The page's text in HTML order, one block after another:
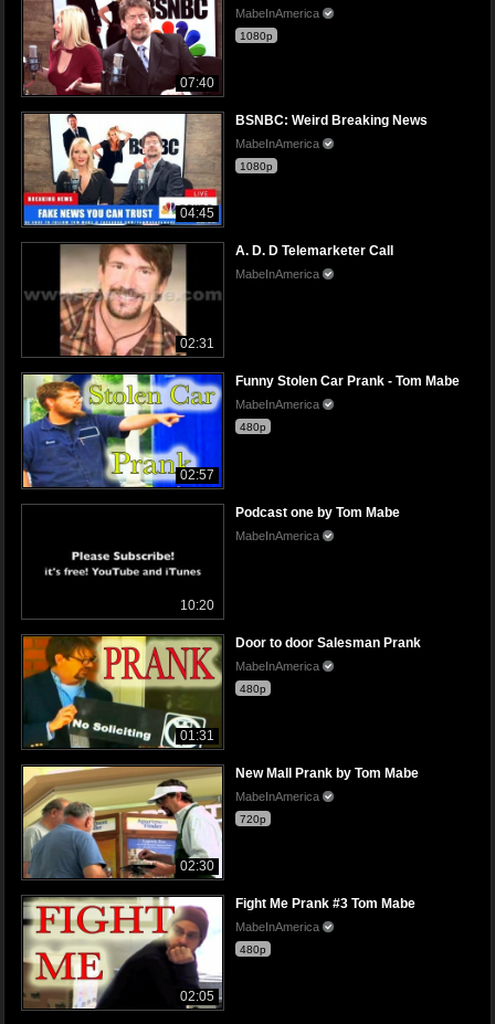
07:40
MabeInAmerica
1080p
04:45
BSNBC: Weird Breaking News
MabeInAmerica
1080p
02:31
A. D. D Telemarketer Call
MabeInAmerica
02:57
Funny Stolen Car Prank - Tom Mabe
MabeInAmerica
480p
10:20
Podcast one by Tom Mabe
MabeInAmerica
01:31
Door to door Salesman Prank
MabeInAmerica
480p
02:30
New Mall Prank by Tom Mabe
MabeInAmerica
720p
02:05
Fight Me Prank #3 Tom Mabe
MabeInAmerica
480p